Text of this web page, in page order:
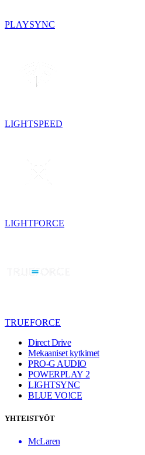
PLAYSYNC
LIGHTSPEED
LIGHTFORCE
TRUEFORCE
Direct Drive
Mekaaniset kytkimet
PRO-G AUDIO
POWERPLAY 2
LIGHTSYNC
BLUE VO!CE
YHTEISTYÖT
McLaren